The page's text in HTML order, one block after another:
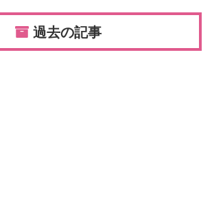
過去の記事